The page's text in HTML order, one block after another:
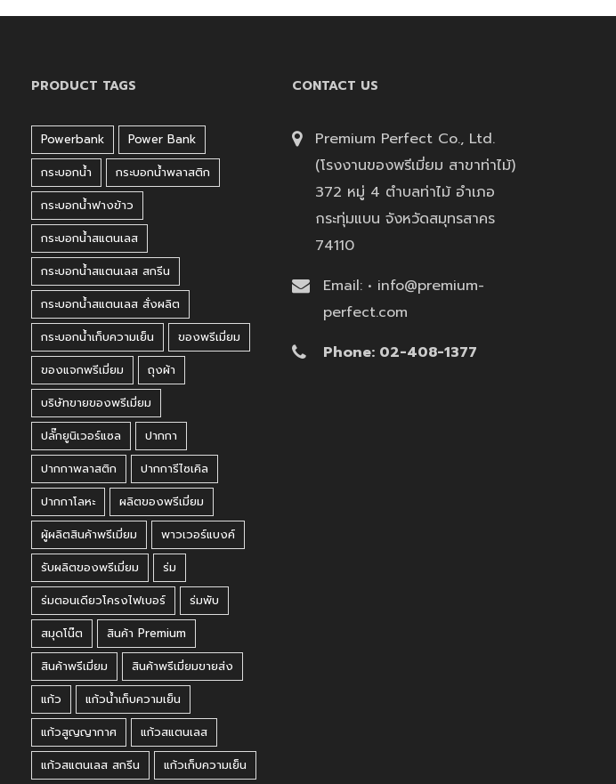
PRODUCT TAGS
Powerbank
Power Bank
กระบอกน้ำ
กระบอกน้ำพลาสติก
กระบอกน้ำฟางข้าว
กระบอกน้ำสแตนเลส
กระบอกน้ำสแตนเลส สกรีน
กระบอกน้ำสแตนเลส สั่งผลิต
กระบอกน้ำเก็บความเย็น
ของพรีเมี่ยม
ของแจกพรีเมี่ยม
ถุงผ้า
บริษัทขายของพรีเมี่ยม
ปลั๊กยูนิเวอร์แซล
ปากกา
ปากกาพลาสติก
ปากการีไซเคิล
ปากกาโลหะ
ผลิตของพรีเมี่ยม
ผู้ผลิตสินค้าพรีเมี่ยม
พาวเวอร์แบงค์
รับผลิตของพรีเมี่ยม
ร่ม
ร่มตอนเดียวโครงไฟเบอร์
ร่มพับ
สมุดโน๊ต
สินค้า Premium
สินค้าพรีเมี่ยม
สินค้าพรีเมี่ยมขายส่ง
แก้ว
แก้วน้ำเก็บความเย็น
แก้วสูญญากาศ
แก้วสแตนเลส
แก้วสแตนเลส สกรีน
แก้วเก็บความเย็น
CONTACT US
Premium Perfect Co., Ltd.
(โรงงานของพรีเมี่ยม สาขาท่าไม้)
372 หมู่ 4 ตำบลท่าไม้ อำเภอ
กระทุ่มแบน จังหวัดสมุทรสาคร
74110
Email: • info@premium-
perfect.com
Phone: 02-408-1377